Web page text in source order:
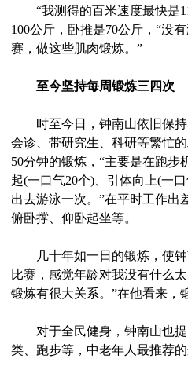
“我测得的百米速度最快是11
100公斤，卧推是70公斤，“没
赛，做这些肌肉锻炼。”
至今坚持每周锻炼三四次
时至今日，钟南山依旧保持
会诊、带研究生、科研等繁忙
50分钟的锻炼，“主要是在跑
起(一口气20个)、引体向上(一
出去游泳一次。”在平时工作出
俯卧撑、仰卧起坐等。
几十年如一日的锻炼，使钟
比赛，感觉年龄对我没有什么
锻炼有很大关系。”在他看来，
对于全民健身，钟南山也提
类、跑步等，中老年人最推荐